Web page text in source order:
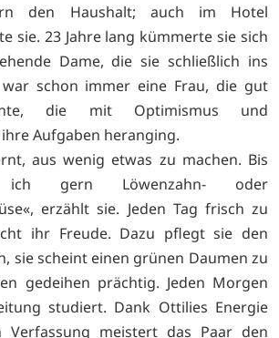
den Haushalt; auch im Hotel
sie. 23 Jahre lang kümmerte sie sich
Dame, die sie schließlich ins
schon immer eine Frau, die gut
die mit Optimismus und
Aufgaben heranging.
aus wenig etwas zu machen. Bis
gern Löwenzahn- oder
erzählt sie. Jeden Tag frisch zu
ihr Freude. Dazu pflegt sie den
sie scheint einen grünen Daumen zu
gedeihen prächtig. Jeden Morgen
studiert. Dank Ottilies Energie
meistert das Paar den